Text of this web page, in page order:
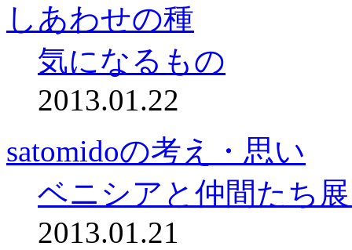
しあわせの種
気になるもの
2013.01.22
satomidoの考え・思い
ベニシアと仲間たち
2013.01.21